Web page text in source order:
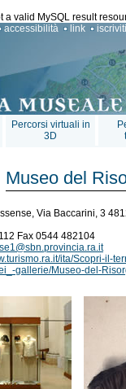
a valid MySQL result
accessibilità link
Percorsi virtuali in
3D
Museo del
Via Baccarini, 3
Fax 0544 482104
ita/Scopri-il-
gallerie/Museo-del-